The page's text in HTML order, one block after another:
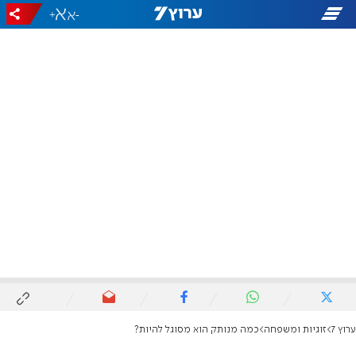
-
+
ערוץ 7 זוגיות ומשפחה כמה מנותק הוא מסוגל להיות?